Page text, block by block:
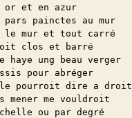
or et en azur
pars painctes au mur
le mur et tout carré
clos et barré
haye ung beau verger
pour abréger
le pourroit dire a droit
mener me vouldroit
ou par degré